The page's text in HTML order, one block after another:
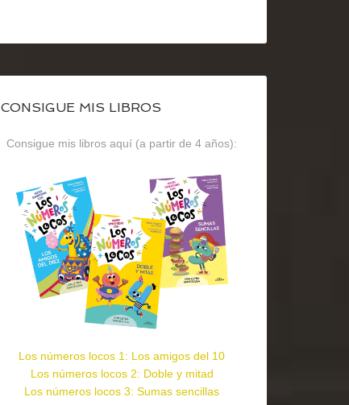
CONSIGUE MIS LIBROS
Consigue mis libros aquí (a partir de 4 años):
Los números locos 1: Los amigos del 10
Los números locos 2: Doble y mitad
Los números locos 3: Sumas sencillas